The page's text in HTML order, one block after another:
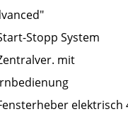
Stopp System
mit
elektrisch